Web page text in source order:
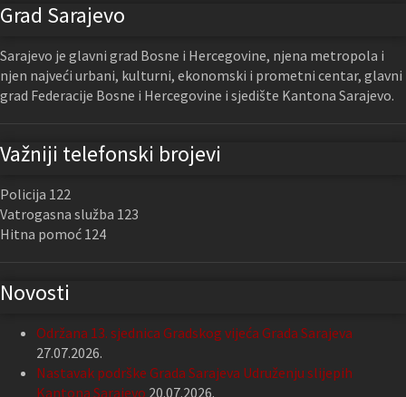
Grad Sarajevo
Sarajevo je glavni grad Bosne i Hercegovine, njena metropola i
njen najveći urbani, kulturni, ekonomski i prometni centar, glavni
grad Federacije Bosne i Hercegovine i sjedište Kantona Sarajevo.
Važniji telefonski brojevi
Policija 122
Vatrogasna služba 123
Hitna pomoć 124
Novosti
Održana 13. sjednica Gradskog vijeća Grada Sarajeva
27.07.2026.
Nastavak podrške Grada Sarajeva Udruženju slijepih
Kantona Sarajevo 20.07.2026.